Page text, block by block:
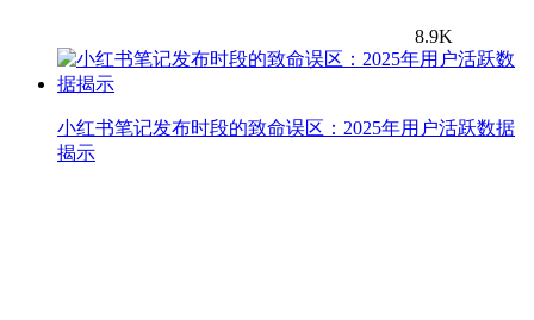
8.9K
小红书笔记发布时段的致命误区：2025年用户活跃数据
揭示